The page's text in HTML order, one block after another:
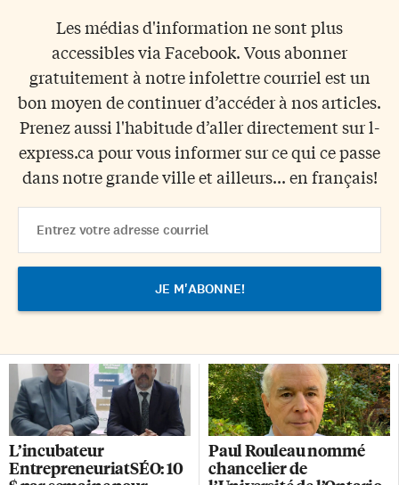
Les médias d'information ne sont plus
accessibles via Facebook. Vous abonner
gratuitement à notre infolettre courriel est un
bon moyen de continuer d’accéder à nos articles.
Prenez aussi l'habitude d’aller directement sur l-
express.ca pour vous informer sur ce qui ce passe
dans notre grande ville et ailleurs... en français!
Address
L’incubateur
EntrepreneuriatSÉO: 10
Paul Rouleau nommé
chancelier de